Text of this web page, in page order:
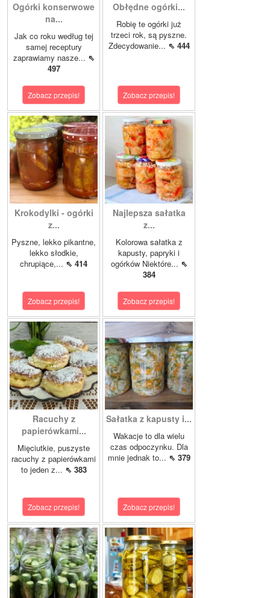
Ogórki konserwowe
na...
Jak co roku według tej
samej receptury
zaprawiamy nasze... ⇖
497
Zobacz przepis!
Obłędne ogórki...
Robię te ogórki już
trzeci rok, są pyszne.
Zdecydowanie... ⇖ 444
Zobacz przepis!
Krokodylki - ogórki
z...
Pyszne, lekko pikantne,
lekko słodkie,
chrupiące,... ⇖ 414
Zobacz przepis!
Najlepsza sałatka
z...
Kolorowa sałatka z
kapusty, papryki i
ogórków Niektóre... ⇖
384
Zobacz przepis!
Racuchy z
papierówkami...
Mięciutkie, puszyste
racuchy z papierówkami
to jeden z... ⇖ 383
Zobacz przepis!
Sałatka z kapusty i...
Wakacje to dla wielu
czas odpoczynku. Dla
mnie jednak to... ⇖ 379
Zobacz przepis!